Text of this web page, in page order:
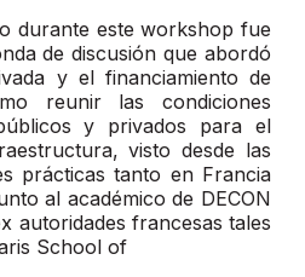
durante este workshop fue
de discusión que abordó
y el financiamiento de
reunir las condiciones
y privados para el
visto desde las
prácticas tanto en Francia
al académico de DECON
autoridades francesas tales
School of